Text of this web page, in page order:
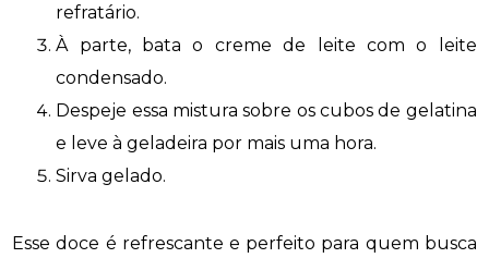
refratário.
À parte, bata o creme de leite com o leite
condensado.
Despeje essa mistura sobre os cubos de gelatina
e leve à geladeira por mais uma hora.
Sirva gelado.
Esse doce é refrescante e perfeito para quem busca